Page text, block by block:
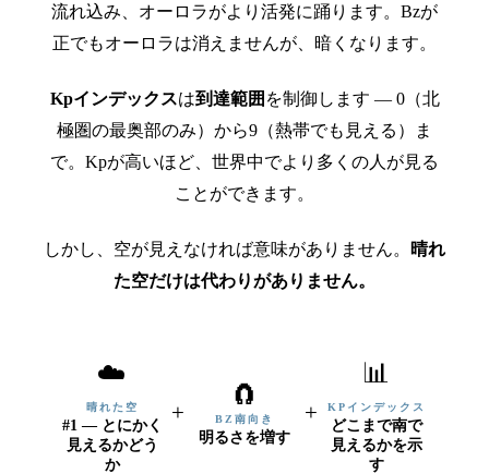
流れ込み、オーロラがより活発に踊ります。Bzが
正でもオーロラは消えませんが、暗くなります。
Kpインデックスは到達範囲 を制御します — 0（北
極圏の最奥部のみ）から9（熱帯でも見える）ま
で。Kpが高いほど、世界中でより多くの人が見る
ことができます。
しかし、空が見えなければ意味がありません。
晴れ
た空だけは代わりがありません。
☁️
晴れた空
#1 — とにかく
見えるかどう
か
+
🧲
BZ南向き
明るさを増す
+
📊
KPインデックス
どこまで南で
見えるかを示
す